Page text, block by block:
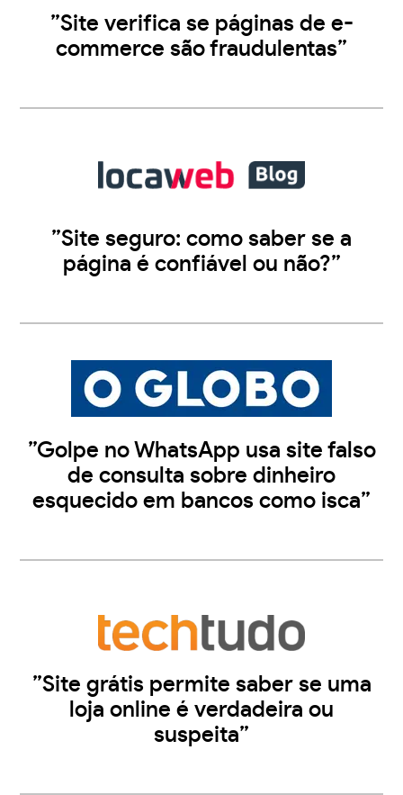
”Site verifica se páginas de e-
commerce são fraudulentas”
”Site seguro: como saber se a
página é confiável ou não?”
”Golpe no WhatsApp usa site falso
de consulta sobre dinheiro
esquecido em bancos como isca”
”Site grátis permite saber se uma
loja online é verdadeira ou
suspeita”